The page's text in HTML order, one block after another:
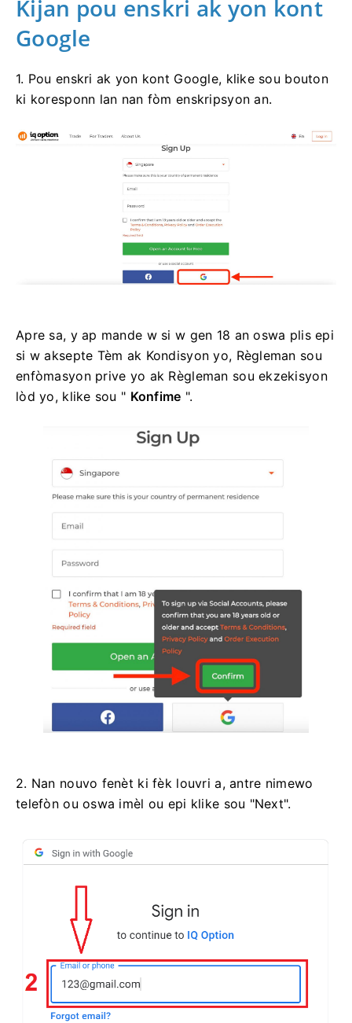
Kijan pou enskri ak yon kont
Google
1. Pou enskri ak yon kont Google, klike sou bouton
ki koresponn lan nan fòm enskripsyon an.
Apre sa, y ap mande w si w gen 18 an oswa plis epi
si w aksepte Tèm ak Kondisyon yo, Règleman sou
enfòmasyon prive yo ak Règleman sou ekzekisyon
lòd yo, klike sou " Konfime ".
2. Nan nouvo fenèt ki fèk louvri a, antre nimewo
telefòn ou oswa imèl ou epi klike sou "Next".